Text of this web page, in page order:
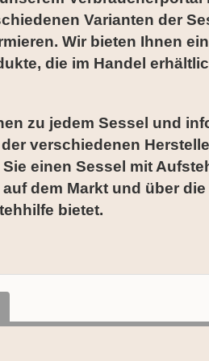
Varianten der
Wir bieten Ihnen
die im Handel
zu jedem Sessel und
verschiedenen
einen Sessel mit
dem Markt und über
bietet.